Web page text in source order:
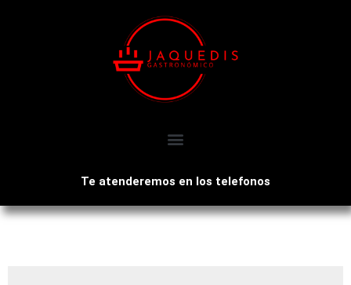
Te atenderemos en los telefonos